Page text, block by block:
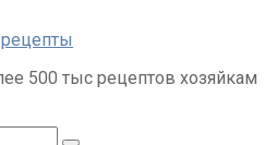
500 тыс рецептов хозяйкам